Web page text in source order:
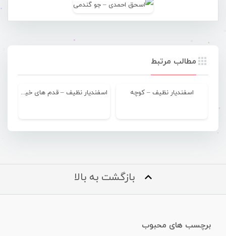
مطالب مرتبط
اسفندیار نظیف – کوچه اسفندیار نظیف – قدم های خیالی
بازگشت به بالا
برچسب های محبوب